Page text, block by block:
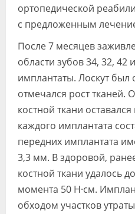
ортопедической
с предложенным
После 7 месяцев
области зубов 34, 32, 42
имплантаты. Лоскут был
отмечался рост тканей.
костной ткани
каждого имплантата
передних имплантата
3,3 мм. В здоровой,
костной ткани удалось
момента 50 Н·см.
обходом участков